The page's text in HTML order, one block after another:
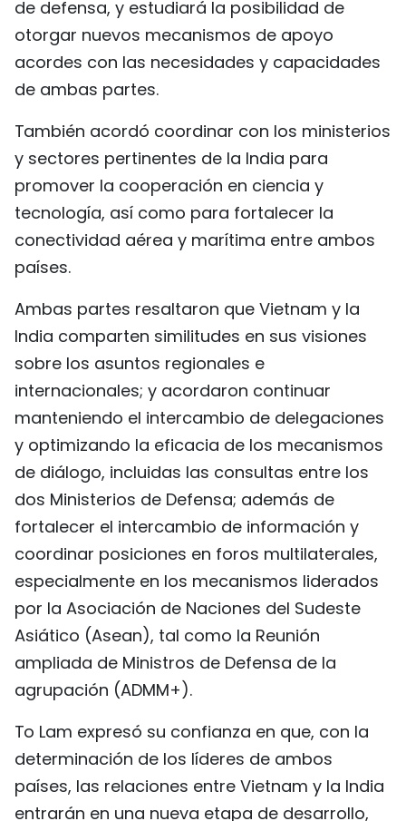
de defensa, y estudiará la posibilidad de
otorgar nuevos mecanismos de apoyo
acordes con las necesidades y capacidades
de ambas partes.
También acordó coordinar con los ministerios
y sectores pertinentes de la India para
promover la cooperación en ciencia y
tecnología, así como para fortalecer la
conectividad aérea y marítima entre ambos
países.
Ambas partes resaltaron que Vietnam y la
India comparten similitudes en sus visiones
sobre los asuntos regionales e
internacionales; y acordaron continuar
manteniendo el intercambio de delegaciones
y optimizando la eficacia de los mecanismos
de diálogo, incluidas las consultas entre los
dos Ministerios de Defensa; además de
fortalecer el intercambio de información y
coordinar posiciones en foros multilaterales,
especialmente en los mecanismos liderados
por la Asociación de Naciones del Sudeste
Asiático (Asean), tal como la Reunión
ampliada de Ministros de Defensa de la
agrupación (ADMM+).
To Lam expresó su confianza en que, con la
determinación de los líderes de ambos
países, las relaciones entre Vietnam y la India
entrarán en una nueva etapa de desarrollo,